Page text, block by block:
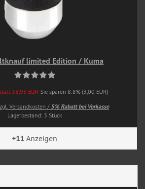
limited Edition / Kuma
33,95 EUR Sie sparen 8.8% (3,00 EUR)
Versandkosten / 5% Rabatt bei Vorkasse
Lagerbestand: 3 Stück
+11 Anzeigen